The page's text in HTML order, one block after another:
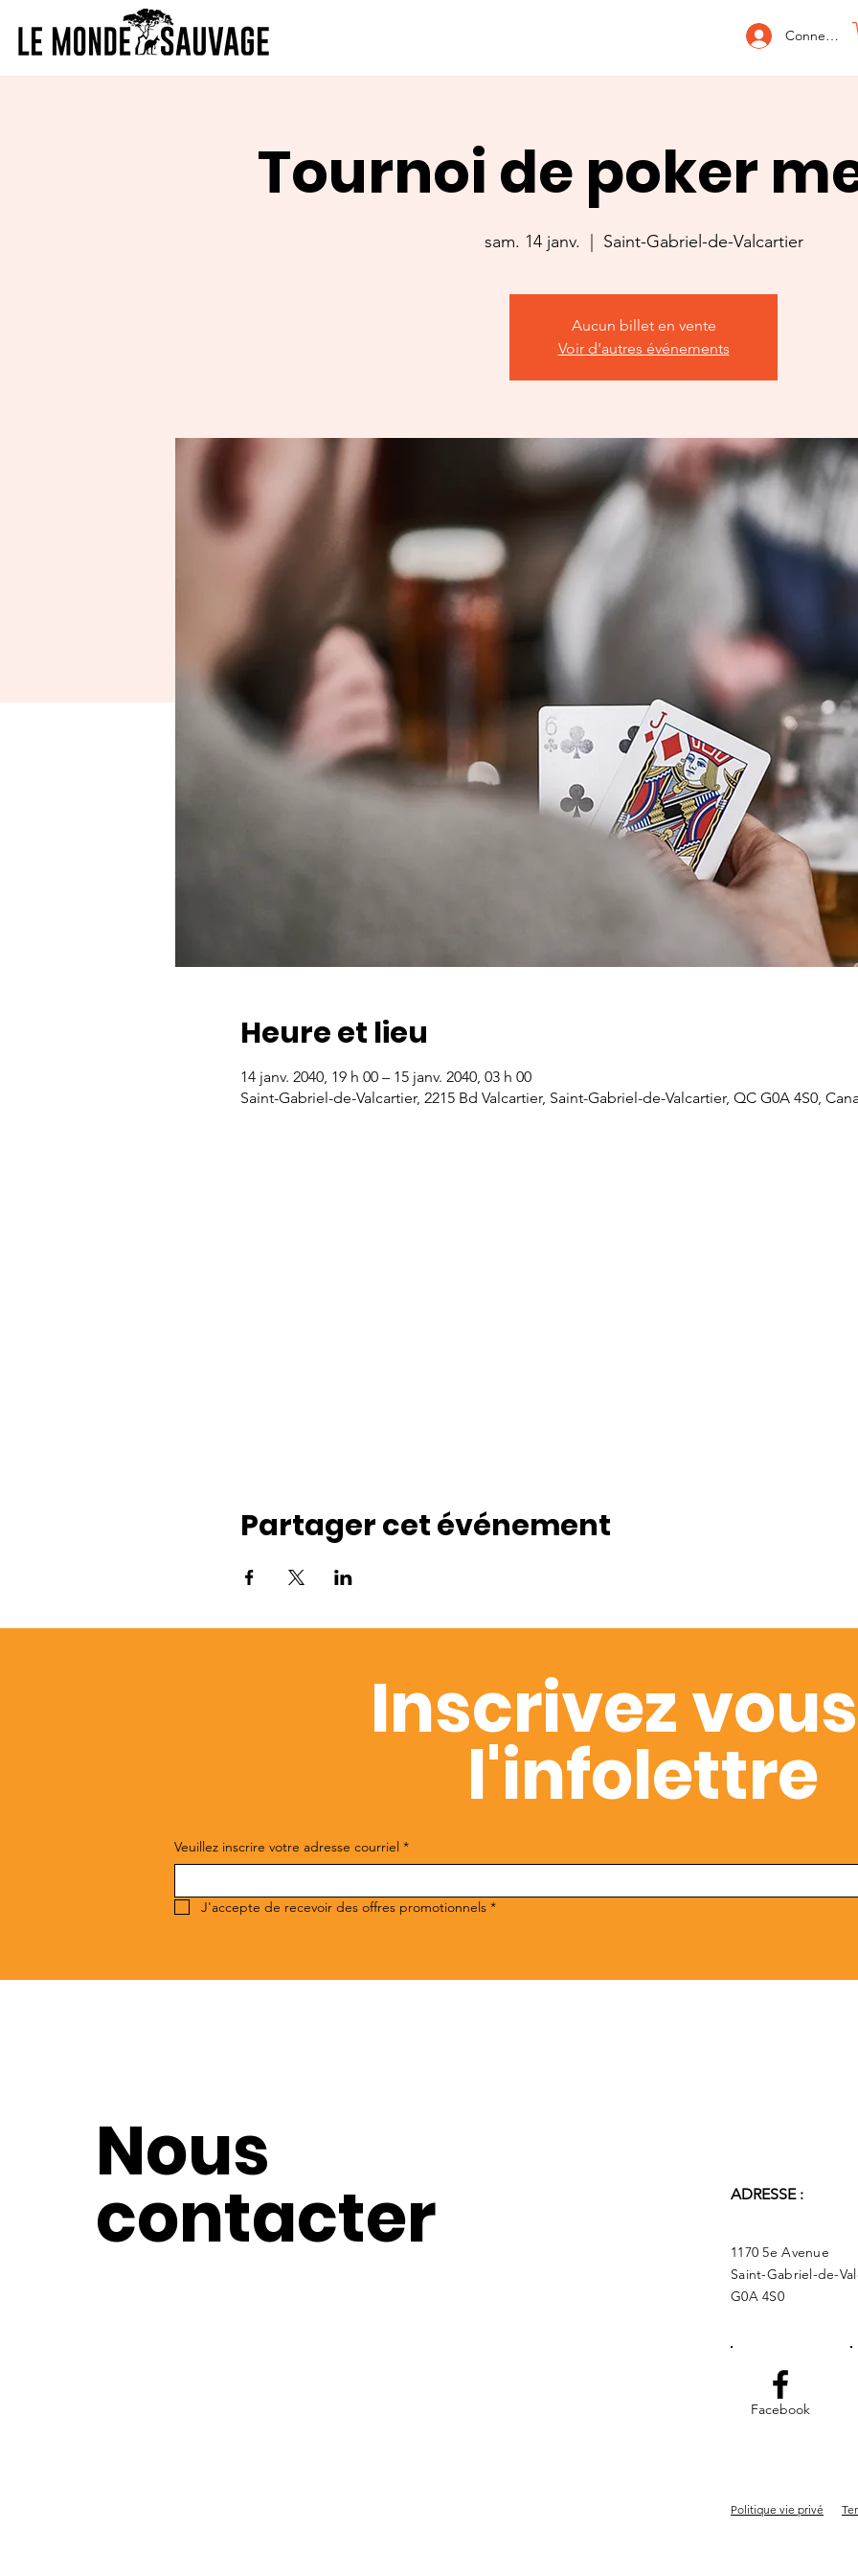
Connexion
Tournoi de poker
sam. 14 janv.
  |
Saint-Gabriel-de-Valcartier
Aucun billet en vente
Voir d'autres événements
Heure et lieu
14 janv. 2040, 19 h 00 – 15 janv. 2040, 03 h 00
Saint-Gabriel-de-Valcartier, 2215 Bd Valcartier, Saint-Gabriel-de-Valcartier, QC G0A 4S0,
Partager cet événement
Inscrivez
l'infolettre
Veuillez inscrire votre adresse courriel *
J'accepte de recevoir des offres promotionnels *
Nous
contacter ADRESSE :
1170 5e Avenue
Saint-Gabriel-de-
G0A 4S0
Facebook
Politique vie privé